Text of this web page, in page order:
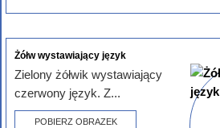
Żółw wystawiający język
Zielony żółwik wystawiający
czerwony język. Z...
POBIERZ OBRAZEK